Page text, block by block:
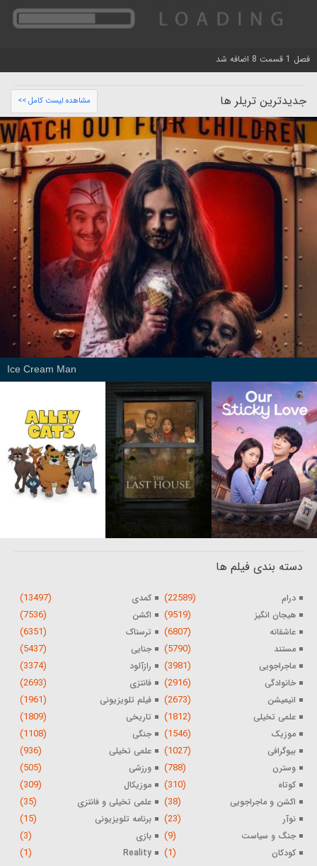
فصل 1 قسمت 8 اضافه شد
جدیدترین تریلر ها مشاهده لیست کامل >>
Ice Cream Man
دسته بندی فیلم ها
درام (22589) کمدی (13497)
هیجان انگیز (9519) اکشن (7536)
عاشقانه (6807) ترسناک (6351)
مستند (5790) جنایی (5437)
ماجراجویی (3981) رازآلود (3374)
خانوادگی (2916) فانتزی (2693)
انیمیشن (2673) فیلم تلویزیونی (1961)
علمی تخیلی (1812) تاریخی (1809)
موزیک (1546) جنگی (1108)
بیوگرافی (1027) علمی تخیلی (936)
وسترن (788) ورزشی (505)
کوتاه (310) موزیکال (309)
اکشن و ماجراجویی (38) علمی تخیلی و فانتزی (35)
نوآر (23) برنامه تلویزیونی (15)
جنگ و سیاست (9) بازی (3)
کودکان (1)
Reality
(1)